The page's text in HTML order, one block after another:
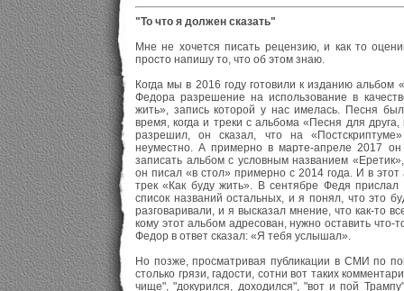
"То что я должен сказать"
Мне не хочется писать рецензию, и как то
просто напишу то, что об этом знаю.
Когда мы в 2016 году готовили к изданию альбом
Федора разрешение на использование в
жить», запись которой у нас имелась. Песня
время, когда и треки с альбома «Песня для
разрешил, он сказал, что на
неуместно. А примерно в марте-апреле 2017 он
записать альбом с условным названием
он писал «в стол» примерно с 2014 года. И в
трек «Как буду жить». В сентябре Федя прислал
список названий остальных, и я понял, что это
разговаривали, и я высказал мнение, что как-то
кому этот альбом адресован, нужно оставить что-
Федор в ответ сказал: «Я тебя услышал».
Но позже, просматривая публикации в СМИ по
столько грязи, гадости, сотни вот таких
чище", "докурился, доходился", "вот и пой